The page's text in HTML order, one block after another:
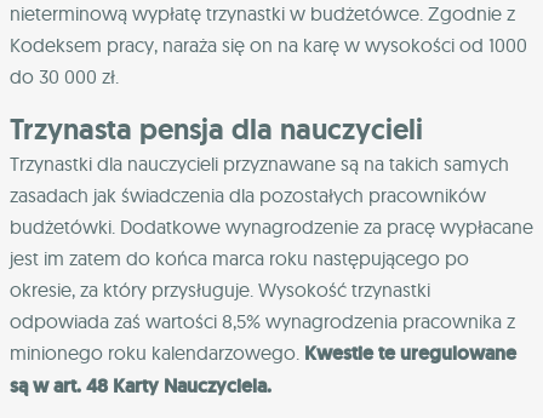
nieterminową wypłatę trzynastki w budżetówce. Zgodnie z
Kodeksem pracy, naraża się on na karę w wysokości od 1000
do 30 000 zł.
Trzynasta pensja dla nauczycieli
Trzynastki dla nauczycieli przyznawane są na takich samych
zasadach jak świadczenia dla pozostałych pracowników
budżetówki. Dodatkowe wynagrodzenie za pracę wypłacane
jest im zatem do końca marca roku następującego po
okresie, za który przysługuje. Wysokość trzynastki
odpowiada zaś wartości 8,5% wynagrodzenia pracownika z
minionego roku kalendarzowego. Kwestie te uregulowane
są w art. 48 Karty Nauczyciela.